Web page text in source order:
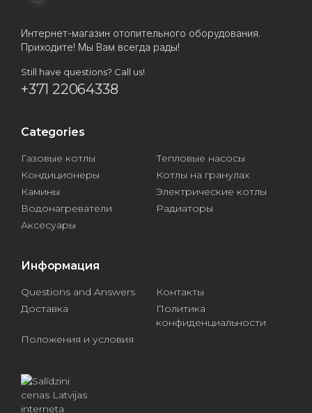
Интернет-магазин отопительного оборудования.
Приходите! Мы Вам всегда рады!
Still have questions? Call us!
+371 22064338
Categories
Газовые котлы
Тепловые насосы
Кондиционеры
Котлы на гранулах
Камины
Электрические котлы
Водонагреватели
Радиаторы
Аксесуары
Информация
Questions and Answers
Контакты
Доставка
Политика
конфиденциальности
Положения и условия